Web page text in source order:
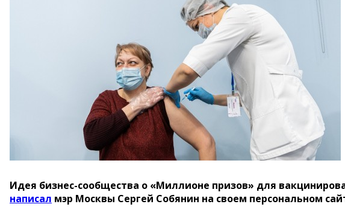
Идея бизнес-сообщества о «Миллионе призов» для
написал мэр Москвы Сергей Собянин на своем персональном